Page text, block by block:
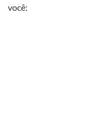
você: